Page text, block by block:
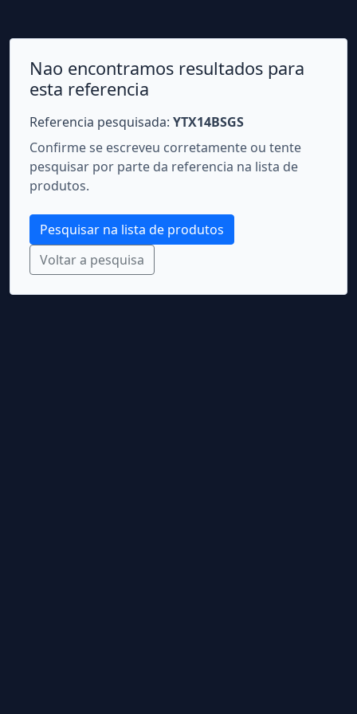
Nao encontramos resultados para
esta referencia
Referencia pesquisada: YTX14BSGS
Confirme se escreveu corretamente ou tente
pesquisar por parte da referencia na lista de
produtos.
Pesquisar na lista de produtos
Voltar a pesquisa